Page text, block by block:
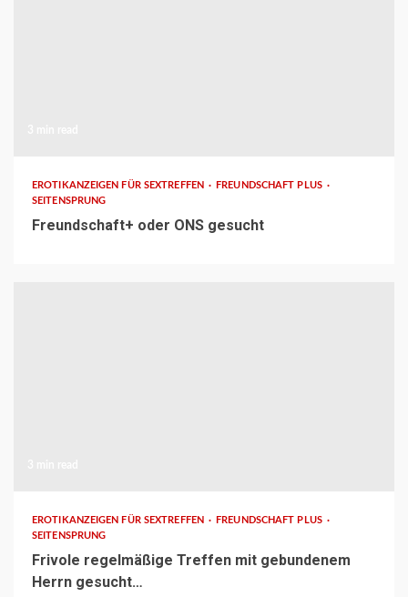
EROTIKANZEIGEN FÜR SEXTREFFEN
FREUNDSCHAFT PLUS
SEITENSPRUNG
Freundschaft+ oder ONS gesucht
EROTIKANZEIGEN FÜR SEXTREFFEN
FREUNDSCHAFT PLUS
SEITENSPRUNG
Frivole regelmäßige Treffen mit gebundenem
Herrn gesucht…